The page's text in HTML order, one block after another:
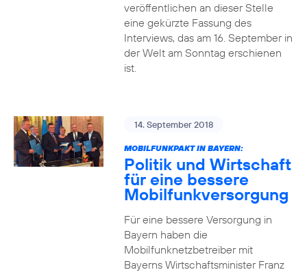
veröffentlichen an dieser Stelle
eine gekürzte Fassung des
Interviews, das am 16. September in
der Welt am Sonntag erschienen
ist.
14. September 2018
MOBILFUNKPAKT IN BAYERN:
Politik und Wirtschaft
für eine bessere
Mobilfunkversorgung
Für eine bessere Versorgung in
Bayern haben die
Mobilfunknetzbetreiber mit
Bayerns Wirtschaftsminister Franz